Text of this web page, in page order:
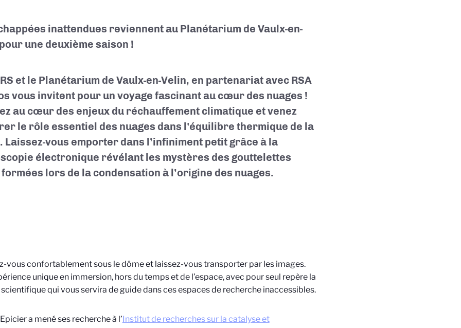
inattendues reviennent au Planétarium de Vaulx-en-
une deuxième saison !
et le Planétarium de Vaulx-en-Velin, en partenariat avec RSA
vous invitent pour un voyage fascinant au cœur des nuages !
au cœur des enjeux du réchauffement climatique et venez
le rôle essentiel des nuages dans l'équilibre thermique de la
Laissez-vous emporter dans l’infiniment petit grâce à la
électronique révélant les mystères des gouttelettes
formées lors de la condensation à l’origine des nuages.
vous confortablement sous le dôme et laissez-vous transporter par les images.
unique en immersion, hors du temps et de l’espace, avec pour seul repère la
qui vous servira de guide dans ces espaces de recherche inaccessibles.
a mené ses recherche à l’Institut de recherches sur la catalyse et